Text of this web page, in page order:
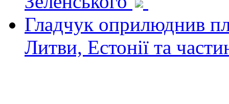
Гладчук оприлюднив
Литви, Естонії та